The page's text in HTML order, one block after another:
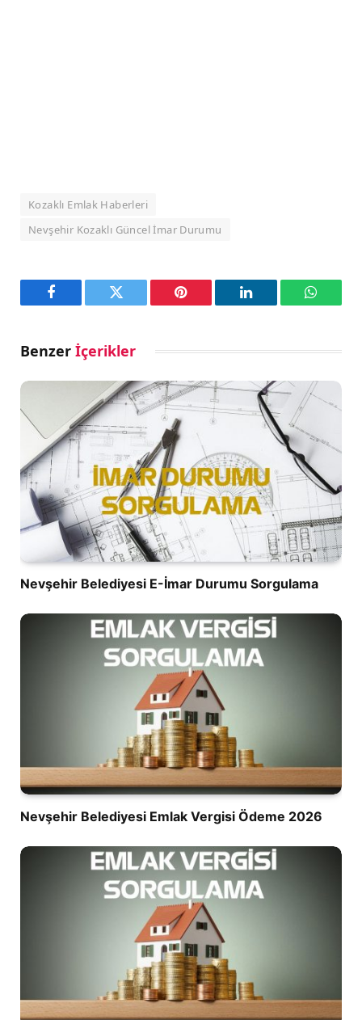
Kozaklı Emlak Haberleri
Nevşehir Kozaklı Güncel İmar Durumu
Facebook Twitter Pinterest LinkedIn
Benzer İçerikler
Nevşehir Belediyesi E-İmar Durumu Sorgulama
Nevşehir Belediyesi Emlak Vergisi Ödeme 2026